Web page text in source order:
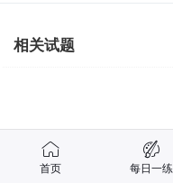
相关试题
首页 每日一练